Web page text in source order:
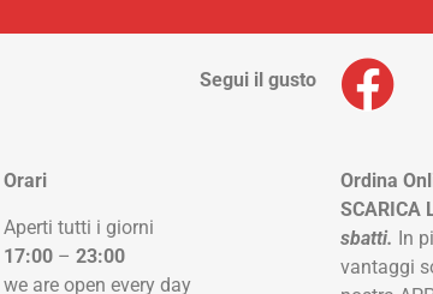
Segui il gusto
Orari
Aperti tutti i giorni
17:00 – 23:00
we are open every day
Ordina
SCARICA
sbatti. In
vantaggi